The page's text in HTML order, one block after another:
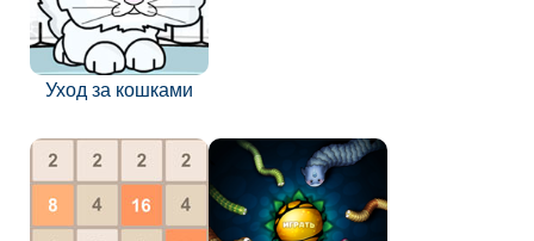
Уход за кошками